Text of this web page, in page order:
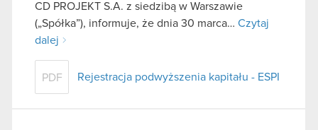
CD PROJEKT S.A. z siedzibą w Warszawie
(„Spółka”), informuje, że dnia 30 marca… Czytaj
dalej
PDF Rejestracja podwyższenia kapitału - ESPI